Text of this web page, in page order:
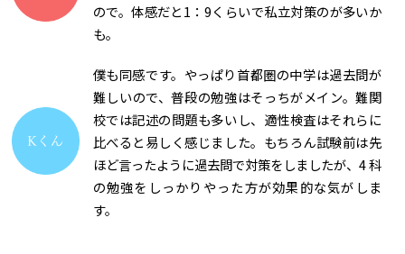
ので。体感だと1：9くらいで私立対策のが多いか
も。
僕も同感です。やっぱり首都圏の中学は過去問が
難しいので、普段の勉強はそっちがメイン。難関
校では記述の問題も多いし、適性検査はそれらに
比べると易しく感じました。もちろん試験前は先
ほど言ったように過去問で対策をしましたが、4 科
の勉強をしっかりやった方が効果的な気がしま
す。